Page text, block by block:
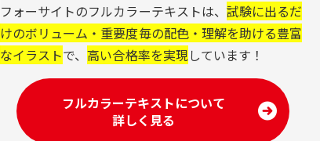
フォーサイトのフルカラーテキストは、 試験に出るだ
けのボリューム・重要度毎の配色・理解を助ける豊富
なイラストで、高い合格率を実現 しています！
フルカラーテキストについて
詳しく見る